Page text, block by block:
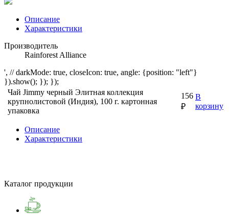
Описание
Характеристики
Производитель
Rainforest Alliance
', // darkMode: true, closeIcon: true, angle: {position: "left"}
}).show(); }); });
Чай Jimmy черный Элитная коллекция
крупнолистовой (Индия), 100 г. картонная
упаковка
156
₽
В
корзину
Описание
Характеристики
Каталог продукции